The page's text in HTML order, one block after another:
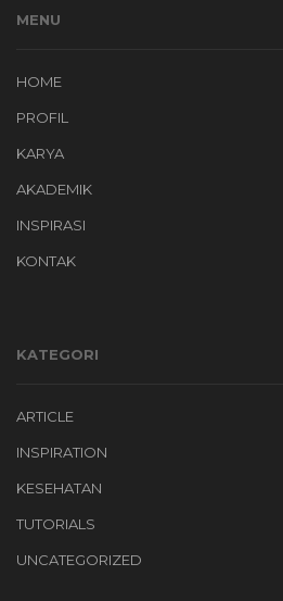
MENU
HOME
PROFIL
KARYA
AKADEMIK
INSPIRASI
KONTAK
KATEGORI
ARTICLE
INSPIRATION
KESEHATAN
TUTORIALS
UNCATEGORIZED